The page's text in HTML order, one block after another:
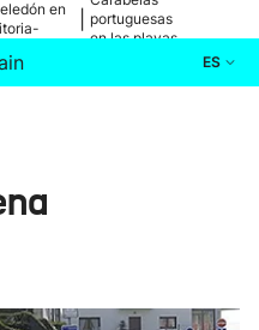
en
portuguesas
en las playas
ES